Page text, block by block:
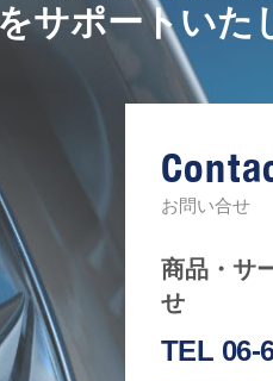
サポートいた
お問い合せ
商品・サ
せ
TEL 06-